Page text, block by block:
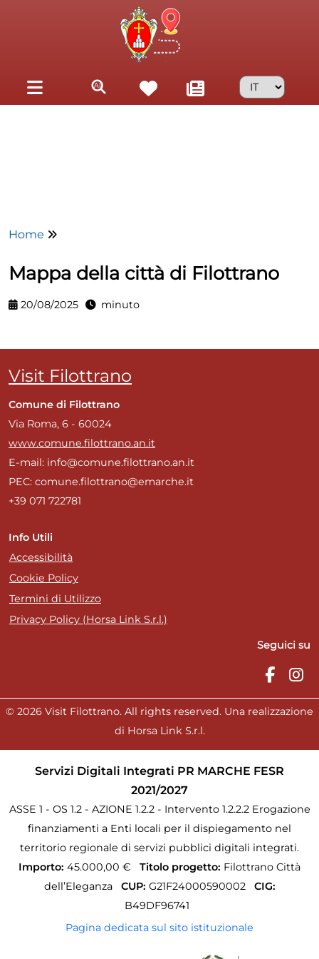
Home
Mappa della città di Filottrano
20/08/2025 minuto
Visit Filottrano
Comune di Filottrano
Via Roma, 6 - 60024
www.comune.filottrano.an.it
E-mail: info@comune.filottrano.an.it
PEC: comune.filottrano@emarche.it
+39 071 722781
Info Utili
Accessibilità
Cookie Policy
Termini di Utilizzo
Privacy Policy (Horsa Link S.r.l.)
Seguici su
© 2026 Visit Filottrano. All rights reserved. Una realizzazione
di Horsa Link S.r.l.
Servizi Digitali Integrati PR MARCHE FESR
2021/2027
ASSE 1 - OS 1.2 - AZIONE 1.2.2 - Intervento 1.2.2.2 Erogazione
finanziamenti a Enti locali per il dispiegamento nel
territorio regionale di servizi pubblici digitali integrati.
Importo: 45.000,00 € Titolo progetto: Filottrano Città
dell’Eleganza
CUP: G21F24000590002
CIG:
B49DF96741
Pagina dedicata sul sito istituzionale